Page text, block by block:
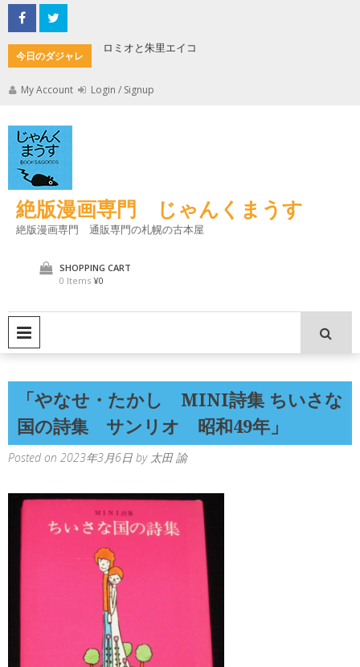
Skip
to
content
今日のダジャレ
ロミオと朱里エイコ
My Account Login / Signup
絶版漫画専門 じゃんくまうす
絶版漫画専門 通販専門の札幌の古本屋
SHOPPING CART
0 Items ¥0
「やなせ・たかし MINI詩集 ちいさな
国の詩集 サンリオ 昭和49年」
Posted on 2023年3月6日 by 太田 諭